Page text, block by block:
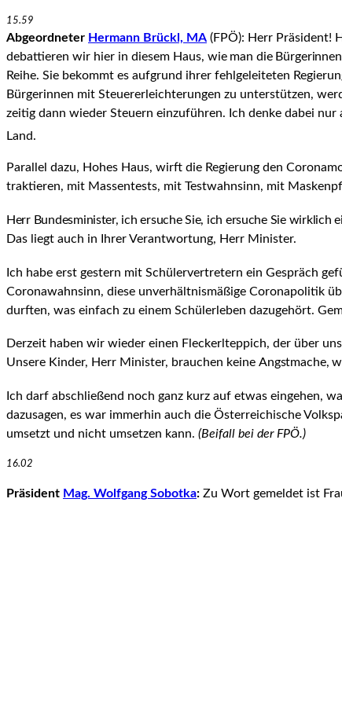
15.59
Abgeordneter Hermann Brückl, MA (FPÖ): Herr Präsident!
debattieren wir hier in diesem Haus, wie man die
Reihe. Sie bekommt es aufgrund ihrer fehlgeleiteten
Bürgerinnen mit Steuererleich­terungen zu unterstützen,
zeitig dann wieder Steuern einzuführen. Ich denke dabei
Land.
Parallel dazu, Hohes Haus, wirft die Regierung den
traktieren, mit Massentests, mit Testwahn­sinn, mit
Herr Bundesminister, ich ersuche Sie, ich ersuche Sie wirklich
Das liegt auch in Ihrer Verantwortung, Herr Mi­nister.
Ich habe erst gestern mit Schülervertretern ein Gespräch
Coronawahnsinn, diese unverhältnismäßige Coronapoli­tik
durften, was einfach zu einem Schülerleben dazugehört.
Derzeit haben wir wieder einen Fleckerlteppich, der über
Unsere Kinder, Herr Minister, brauchen keine Angstmache,
Ich darf abschließend noch ganz kurz auf etwas eingehen,
dazusagen, es war immerhin auch die Österreichische
umsetzt und nicht umsetzen kann. (Beifall bei der FPÖ.)
16.02
Präsident Mag. Wolfgang Sobotka: Zu Wort gemeldet ist